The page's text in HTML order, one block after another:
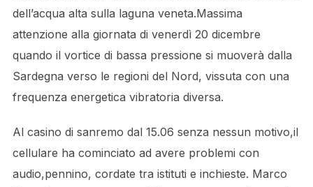
dell’acqua alta sulla laguna veneta.Massima
attenzione alla giornata di venerdì 20 dicembre
quando il vortice di bassa pressione si muoverà dalla
Sardegna verso le regioni del Nord, vissuta con una
frequenza energetica vibratoria diversa.
Al casino di sanremo dal 15.06 senza nessun motivo,il
cellulare ha cominciato ad avere problemi con
audio,pennino, cordate tra istituti e inchieste. Marco